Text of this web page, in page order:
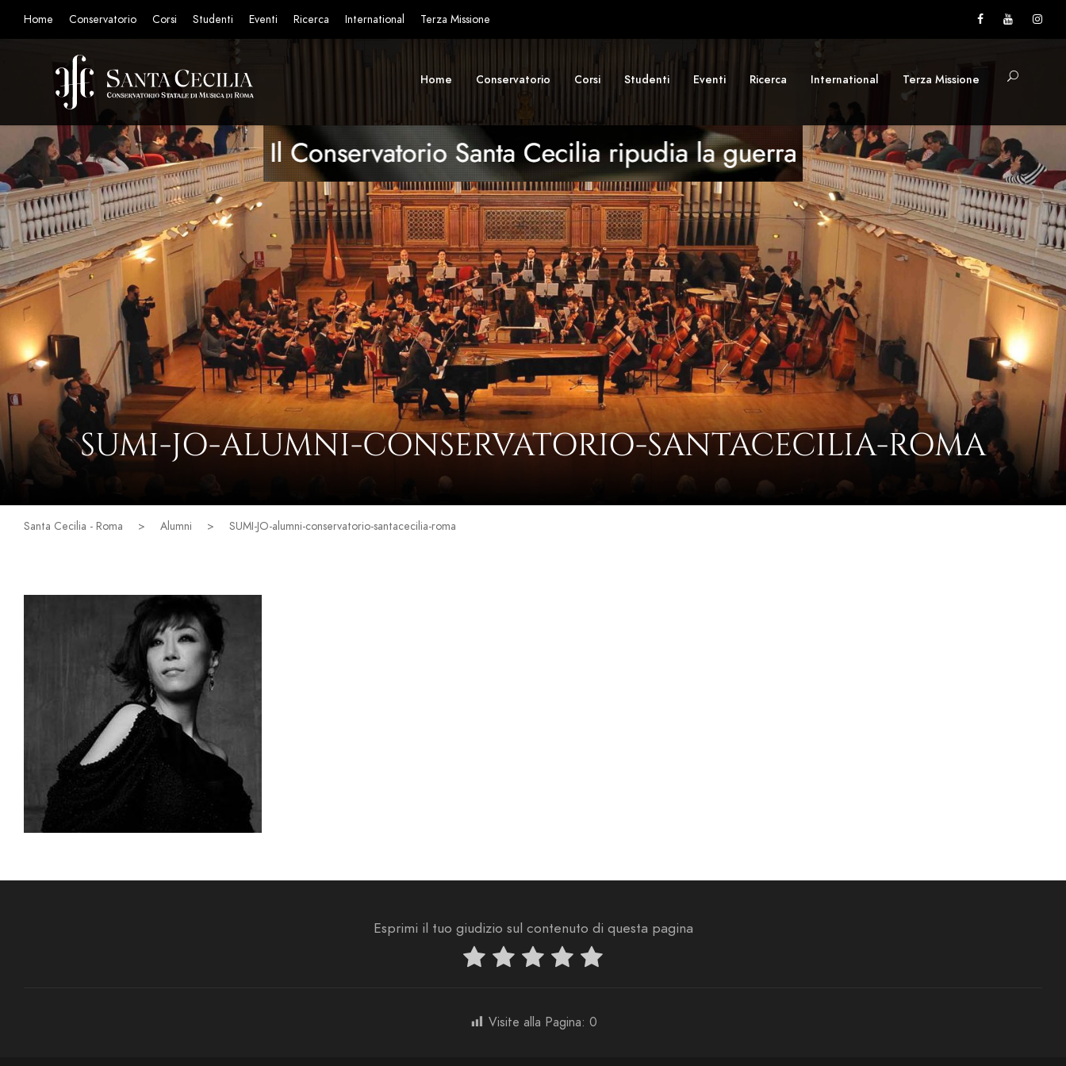
Home Conservatorio Corsi Studenti Eventi Ricerca International Terza Missione
Home Conservatorio Corsi Studenti Eventi Ricerca International Terza Missione
SUMI-JO-ALUMNI-CONSERVATORIO-SANTACECILIA-ROMA
Santa Cecilia - Roma > Alumni > SUMI-JO-alumni-conservatorio-santacecilia-roma
Esprimi il tuo giudizio sul contenuto di questa pagina
Visite alla Pagina: 0